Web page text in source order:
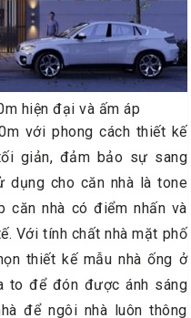
hiện đại và ấm áp
với phong cách thiết kế
giản, đảm bảo sự sang
dụng cho căn nhà là tone
căn nhà có điểm nhấn và
Với tính chất nhà mặt phố
thiết kế mẫu nhà ống ở
to để đón được ánh sáng
để ngôi nhà luôn thông